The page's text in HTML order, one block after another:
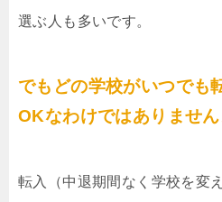
選ぶ人も多いです。
でもどの学校がいつでも
OKなわけではありません
転入（中退期間なく学校を変